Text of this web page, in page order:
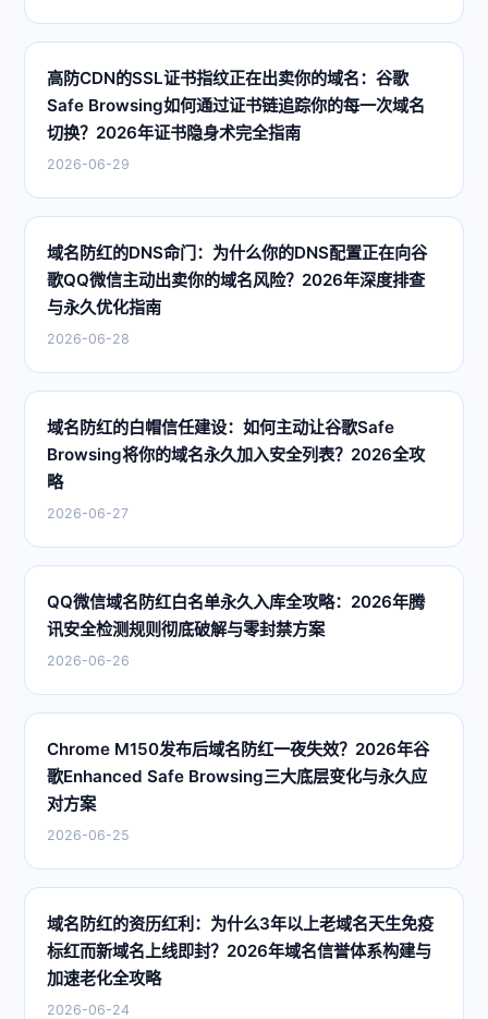
高防CDN的SSL证书指纹正在出卖你的域名：谷歌
Safe Browsing如何通过证书链追踪你的每一次域名
切换？2026年证书隐身术完全指南
2026-06-29
域名防红的DNS命门：为什么你的DNS配置正在向谷
歌QQ微信主动出卖你的域名风险？2026年深度排查
与永久优化指南
2026-06-28
域名防红的白帽信任建设：如何主动让谷歌Safe
Browsing将你的域名永久加入安全列表？2026全攻
略
2026-06-27
QQ微信域名防红白名单永久入库全攻略：2026年腾
讯安全检测规则彻底破解与零封禁方案
2026-06-26
Chrome M150发布后域名防红一夜失效？2026年谷
歌Enhanced Safe Browsing三大底层变化与永久应
对方案
2026-06-25
域名防红的资历红利：为什么3年以上老域名天生免疫
标红而新域名上线即封？2026年域名信誉体系构建与
加速老化全攻略
2026-06-24